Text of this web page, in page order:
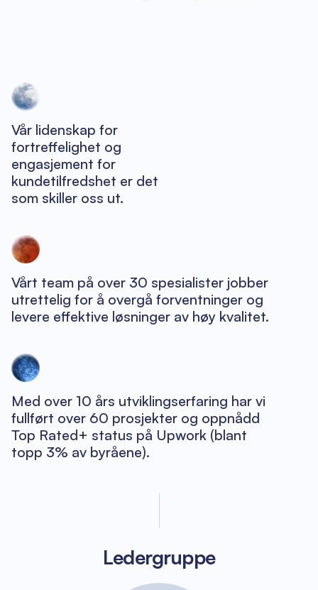
Vår lidenskap for
fortreffelighet og
engasjement for
kundetilfredshet er det
som skiller oss ut.
Vårt team på over 30 spesialister jobber
utrettelig for å overgå forventninger og
levere effektive løsninger av høy kvalitet.
Med over 10 års utviklingserfaring har vi
fullført over 60 prosjekter og oppnådd
Top Rated+ status på Upwork (blant
topp 3% av byråene).
Ledergruppe